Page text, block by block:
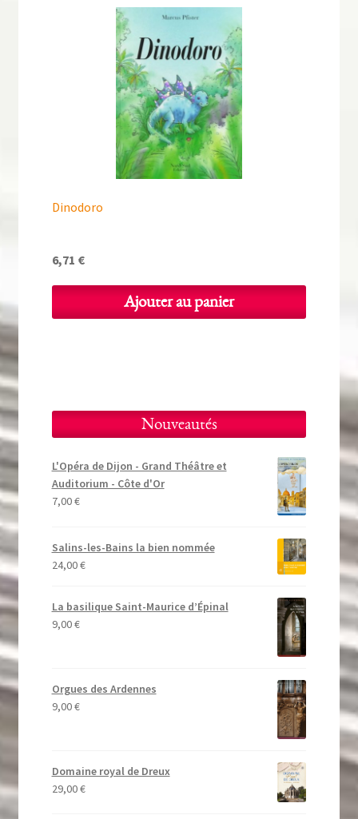
Dinodoro
6,71 €
Ajouter au panier
Nouveautés
L'Opéra de Dijon - Grand Théâtre et
Auditorium - Côte d'Or
7,00€
Salins-les-Bains la bien nommée
24,00€
La basilique Saint-Maurice d’Épinal
9,00€
Orgues des Ardennes
9,00€
Domaine royal de Dreux
29,00€